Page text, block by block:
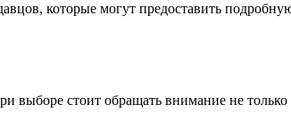
которые могут предоставить
выборе стоит обращать внимание не